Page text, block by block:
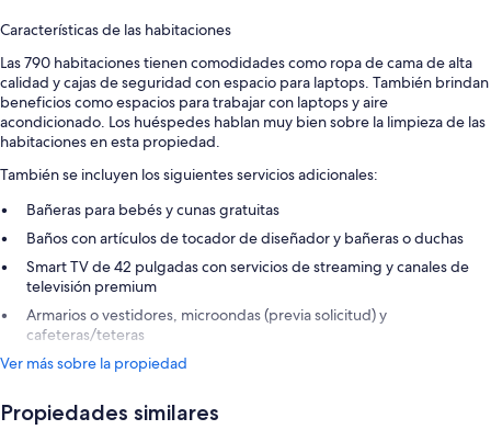
Características de las habitaciones
Las 790 habitaciones tienen comodidades como ropa de cama de alta
calidad y cajas de seguridad con espacio para laptops. También brindan
beneficios como espacios para trabajar con laptops y aire
acondicionado. Los huéspedes hablan muy bien sobre la limpieza de las
habitaciones en esta propiedad.
También se incluyen los siguientes servicios adicionales:
Bañeras para bebés y cunas gratuitas
Baños con artículos de tocador de diseñador y bañeras o duchas
Smart TV de 42 pulgadas con servicios de streaming y canales de
televisión premium
Armarios o vestidores, microondas (previa solicitud) y
cafeteras/teteras
Ver más sobre la propiedad
Propiedades similares